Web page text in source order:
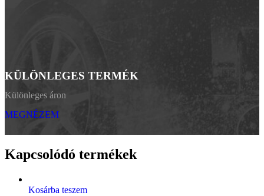
KÜLÖNLEGES TERMÉK
Különleges áron
MEGNÉZEM
Kapcsolódó termékek
Kosárba teszem